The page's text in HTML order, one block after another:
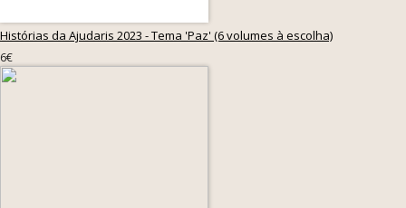
Histórias da Ajudaris 2023 - Tema 'Paz' (6 volumes à escolha)
6€